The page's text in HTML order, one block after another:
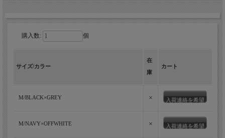
購入数: 個
サイズ/カラー
在
庫
カート
M/BLACK×GREY × 入荷連絡を希望
M/NAVY×OFFWHITE × 入荷連絡を希望